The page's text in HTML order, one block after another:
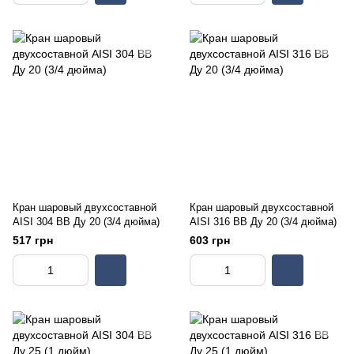
Кран шаровый двухсоставной
AISI 304 ВВ Ду 20 (3/4 дюйма)
517 грн
Кран шаровый двухсоставной
AISI 316 ВВ Ду 20 (3/4 дюйма)
603 грн